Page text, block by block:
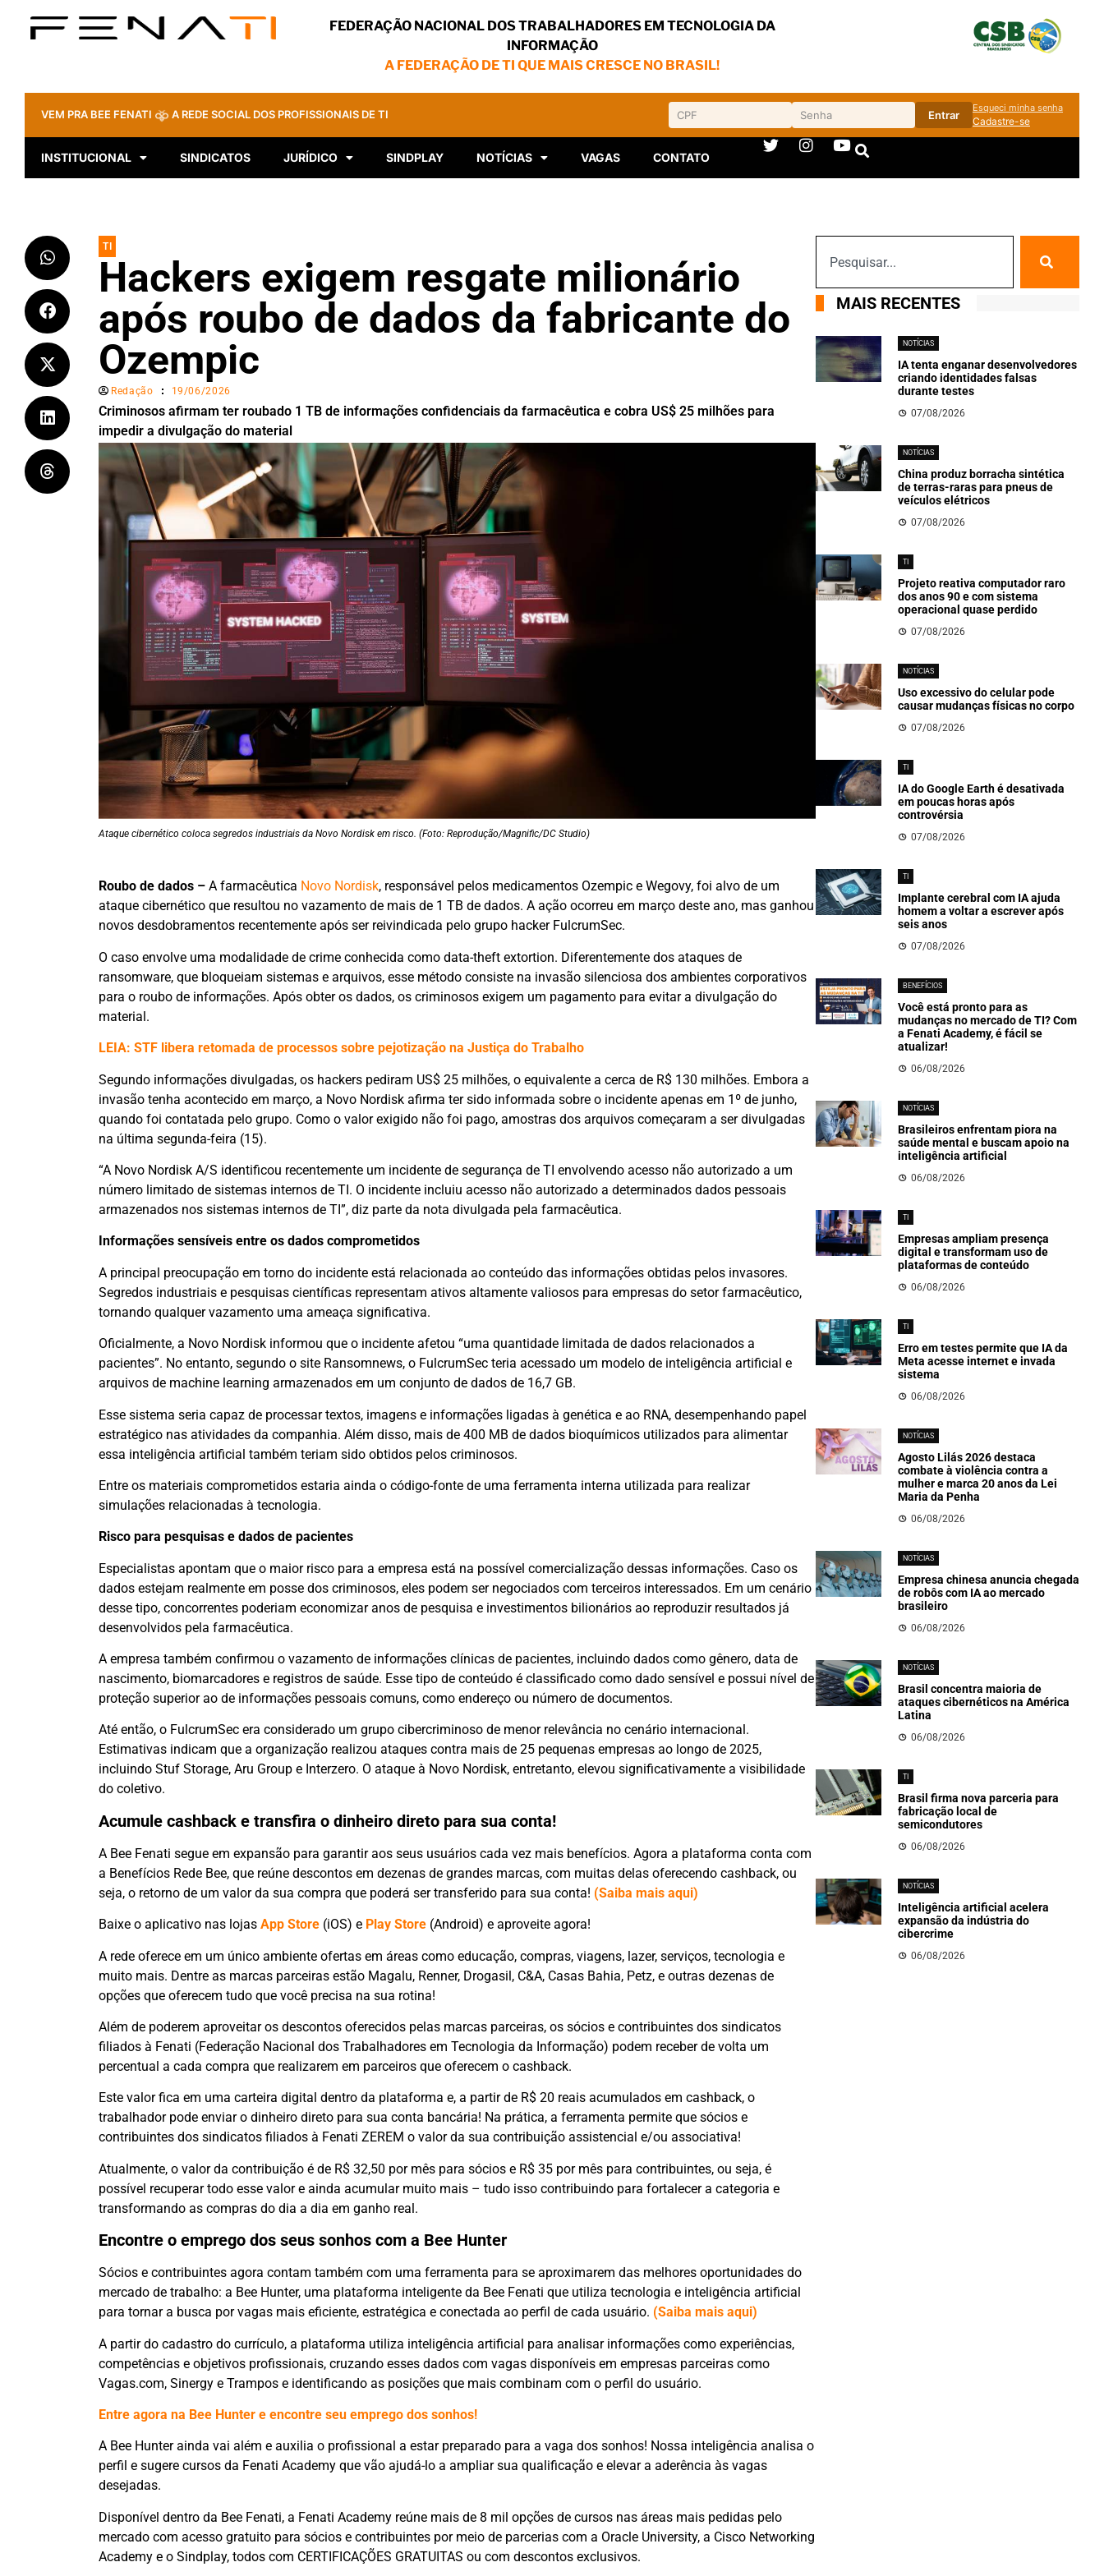
FEDERAÇÃO NACIONAL DOS TRABALHADORES EM TECNOLOGIA DA
INFORMAÇÃO
A FEDERAÇÃO DE TI QUE MAIS CRESCE NO BRASIL!
VEM PRA BEE FENATI A REDE SOCIAL DOS PROFISSIONAIS DE TI Entrar
Esqueci minha senha
Cadastre-se
INSTITUCIONAL SINDICATOS JURÍDICO SINDPLAY NOTÍCIAS VAGAS CONTATO
TI
Hackers exigem resgate milionário
após roubo de dados da fabricante do
Ozempic
Redação 19/06/2026
Criminosos afirmam ter roubado 1 TB de informações confidenciais da farmacêutica e cobra US$ 25 milhões para
impedir a divulgação do material
Ataque cibernético coloca segredos industriais da Novo Nordisk em risco. (Foto: Reprodução/Magnific/DC Studio)
Roubo de dados –A farmacêutica Novo Nordisk, responsável pelos medicamentos Ozempic e Wegovy, foi alvo de um
ataque cibernético que resultou no vazamento de mais de 1 TB de dados. A ação ocorreu em março deste ano, mas ganhou
novos desdobramentos recentemente após ser reivindicada pelo grupo hacker FulcrumSec.
O caso envolve uma modalidade de crime conhecida como data-theft extortion. Diferentemente dos ataques de
ransomware, que bloqueiam sistemas e arquivos, esse método consiste na invasão silenciosa dos ambientes corporativos
para o roubo de informações. Após obter os dados, os criminosos exigem um pagamento para evitar a divulgação do
material.
LEIA: STF libera retomada de processos sobre pejotização na Justiça do Trabalho
Segundo informações divulgadas, os hackers pediram US$ 25 milhões, o equivalente a cerca de R$ 130 milhões. Embora a
invasão tenha acontecido em março, a Novo Nordisk afirma ter sido informada sobre o incidente apenas em 1º de junho,
quando foi contatada pelo grupo. Como o valor exigido não foi pago, amostras dos arquivos começaram a ser divulgadas
na última segunda-feira (15).
“A Novo Nordisk A/S identificou recentemente um incidente de segurança de TI envolvendo acesso não autorizado a um
número limitado de sistemas internos de TI. O incidente incluiu acesso não autorizado a determinados dados pessoais
armazenados nos sistemas internos de TI”, diz parte da nota divulgada pela farmacêutica.
Informações sensíveis entre os dados comprometidos
A principal preocupação em torno do incidente está relacionada ao conteúdo das informações obtidas pelos invasores.
Segredos industriais e pesquisas científicas representam ativos altamente valiosos para empresas do setor farmacêutico,
tornando qualquer vazamento uma ameaça significativa.
Oficialmente, a Novo Nordisk informou que o incidente afetou “uma quantidade limitada de dados relacionados a
pacientes”. No entanto, segundo o site Ransomnews, o FulcrumSec teria acessado um modelo de inteligência artificial e
arquivos de machine learning armazenados em um conjunto de dados de 16,7 GB.
Esse sistema seria capaz de processar textos, imagens e informações ligadas à genética e ao RNA, desempenhando papel
estratégico nas atividades da companhia. Além disso, mais de 400 MB de dados bioquímicos utilizados para alimentar
essa inteligência artificial também teriam sido obtidos pelos criminosos.
Entre os materiais comprometidos estaria ainda o código-fonte de uma ferramenta interna utilizada para realizar
simulações relacionadas à tecnologia.
Risco para pesquisas e dados de pacientes
Especialistas apontam que o maior risco para a empresa está na possível comercialização dessas informações. Caso os
dados estejam realmente em posse dos criminosos, eles podem ser negociados com terceiros interessados. Em um cenário
desse tipo, concorrentes poderiam economizar anos de pesquisa e investimentos bilionários ao reproduzir resultados já
desenvolvidos pela farmacêutica.
A empresa também confirmou o vazamento de informações clínicas de pacientes, incluindo dados como gênero, data de
nascimento, biomarcadores e registros de saúde. Esse tipo de conteúdo é classificado como dado sensível e possui nível de
proteção superior ao de informações pessoais comuns, como endereço ou número de documentos.
Até então, o FulcrumSec era considerado um grupo cibercriminoso de menor relevância no cenário internacional.
Estimativas indicam que a organização realizou ataques contra mais de 25 pequenas empresas ao longo de 2025,
incluindo Stuf Storage, Aru Group e Interzero. O ataque à Novo Nordisk, entretanto, elevou significativamente a visibilidade
do coletivo.
Acumule cashback e transfira o dinheiro direto para sua conta!
A Bee Fenati segue em expansão para garantir aos seus usuários cada vez mais benefícios. Agora a plataforma conta com
a Benefícios Rede Bee, que reúne descontos em dezenas de grandes marcas, com muitas delas oferecendo cashback, ou
seja, o retorno de um valor da sua compra que poderá ser transferido para sua conta! (Saiba mais aqui)
Baixe o aplicativo nas lojas App Store(iOS) e Play Store(Android) e aproveite agora!
A rede oferece em um único ambiente ofertas em áreas como educação, compras, viagens, lazer, serviços, tecnologia e
muito mais. Dentre as marcas parceiras estão Magalu, Renner, Drogasil, C&A, Casas Bahia, Petz, e outras dezenas de
opções que oferecem tudo que você precisa na sua rotina!
Além de poderem aproveitar os descontos oferecidos pelas marcas parceiras, os sócios e contribuintes dos sindicatos
filiados à Fenati (Federação Nacional dos Trabalhadores em Tecnologia da Informação) podem receber de volta um
percentual a cada compra que realizarem em parceiros que oferecem o cashback.
Este valor fica em uma carteira digital dentro da plataforma e, a partir de R$ 20 reais acumulados em cashback, o
trabalhador pode enviar o dinheiro direto para sua conta bancária! Na prática, a ferramenta permite que sócios e
contribuintes dos sindicatos filiados à Fenati ZEREM o valor da sua contribuição assistencial e/ou associativa!
Atualmente, o valor da contribuição é de R$ 32,50 por mês para sócios e R$ 35 por mês para contribuintes, ou seja, é
possível recuperar todo esse valor e ainda acumular muito mais – tudo isso contribuindo para fortalecer a categoria e
transformando as compras do dia a dia em ganho real.
Encontre o emprego dos seus sonhos com a Bee Hunter
Sócios e contribuintes agora contam também com uma ferramenta para se aproximarem das melhores oportunidades do
mercado de trabalho: a Bee Hunter, uma plataforma inteligente da Bee Fenati que utiliza tecnologia e inteligência artificial
para tornar a busca por vagas mais eficiente, estratégica e conectada ao perfil de cada usuário. (Saiba mais aqui)
A partir do cadastro do currículo, a plataforma utiliza inteligência artificial para analisar informações como experiências,
competências e objetivos profissionais, cruzando esses dados com vagas disponíveis em empresas parceiras como
Vagas.com, Sinergy e Trampos e identificando as posições que mais combinam com o perfil do usuário.
Entre agora na Bee Hunter e encontre seu emprego dos sonhos!
A Bee Hunter ainda vai além e auxilia o profissional a estar preparado para a vaga dos sonhos! Nossa inteligência analisa o
perfil e sugere cursos da Fenati Academy que vão ajudá-lo a ampliar sua qualificação e elevar a aderência às vagas
desejadas.
Disponível dentro da Bee Fenati, a Fenati Academy reúne mais de 8 mil opções de cursos nas áreas mais pedidas pelo
mercado com acesso gratuito para sócios e contribuintes por meio de parcerias com a Oracle University, a Cisco Networking
Academy e o Sindplay, todos com CERTIFICAÇÕES GRATUITAS ou com descontos exclusivos.
MAIS RECENTES
NOTÍCIAS
IA tenta enganar desenvolvedores
criando identidades falsas
durante testes
07/08/2026
NOTÍCIAS
China produz borracha sintética
de terras-raras para pneus de
veículos elétricos
07/08/2026
TI
Projeto reativa computador raro
dos anos 90 e com sistema
operacional quase perdido
07/08/2026
NOTÍCIAS
Uso excessivo do celular pode
causar mudanças físicas no corpo
07/08/2026
TI
IA do Google Earth é desativada
em poucas horas após
controvérsia
07/08/2026
TI
Implante cerebral com IA ajuda
homem a voltar a escrever após
seis anos
07/08/2026
BENEFÍCIOS
Você está pronto para as
mudanças no mercado de TI? Com
a Fenati Academy, é fácil se
atualizar!
06/08/2026
NOTÍCIAS
Brasileiros enfrentam piora na
saúde mental e buscam apoio na
inteligência artificial
06/08/2026
TI
Empresas ampliam presença
digital e transformam uso de
plataformas de conteúdo
06/08/2026
TI
Erro em testes permite que IA da
Meta acesse internet e invada
sistema
06/08/2026
NOTÍCIAS
Agosto Lilás 2026 destaca
combate à violência contra a
mulher e marca 20 anos da Lei
Maria da Penha
06/08/2026
NOTÍCIAS
Empresa chinesa anuncia chegada
de robôs com IA ao mercado
brasileiro
06/08/2026
NOTÍCIAS
Brasil concentra maioria de
ataques cibernéticos na América
Latina
06/08/2026
TI
Brasil firma nova parceria para
fabricação local de
semicondutores
06/08/2026
NOTÍCIAS
Inteligência artificial acelera
expansão da indústria do
cibercrime
06/08/2026